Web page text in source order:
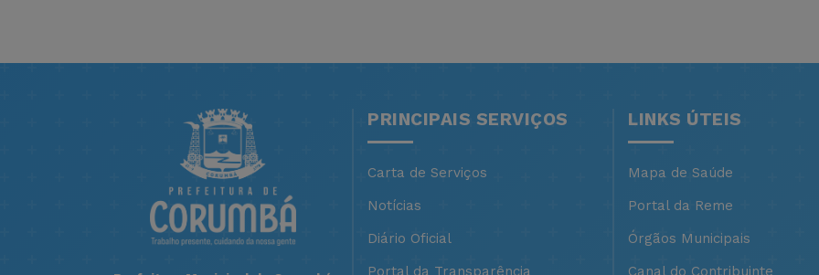
PRINCIPAIS SERVIÇOS
Carta de Serviços
Notícias
Diário Oficial
Portal da Transparência
LINKS ÚTEIS
Mapa de Saúde
Portal da Reme
Órgãos Municipais
Canal do Contribuinte